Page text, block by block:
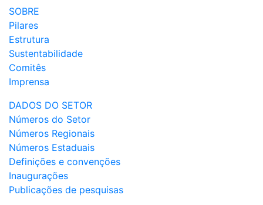
SOBRE
Pilares
Estrutura
Sustentabilidade
Comitês
Imprensa
DADOS DO SETOR
Números do Setor
Números Regionais
Números Estaduais
Definições e convenções
Inaugurações
Publicações de pesquisas